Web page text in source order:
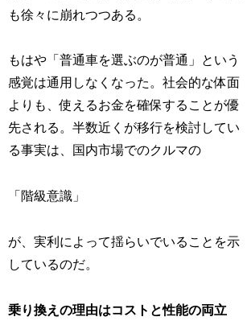
も徐々に崩れつつある。
もはや「普通車を選ぶのが普通」という
感覚は通用しなくなった。社会的な体面
よりも、使えるお金を確保することが優
先される。半数近くが移行を検討してい
る事実は、国内市場でのクルマの
「階級意識」
が、実利によって揺らいでいることを示
しているのだ。
乗り換えの理由はコストと性能の両立